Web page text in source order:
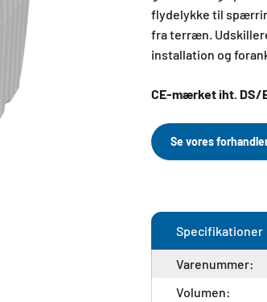
flydelykke til
fra terræn.
installation og
CE-mærket iht. DS/
Se vores
Specifikationer
Varenummer:
Volumen: